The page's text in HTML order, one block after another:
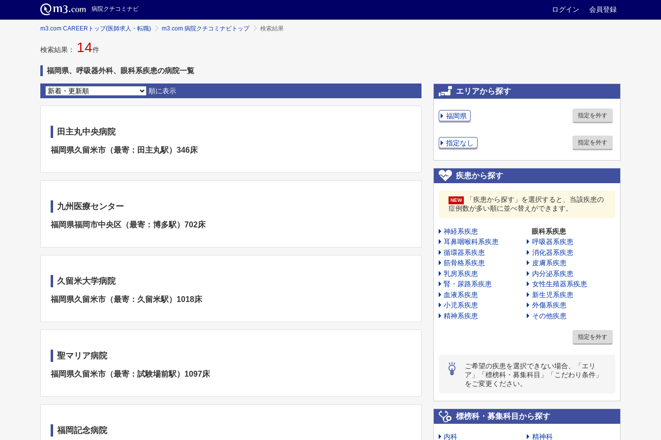
病院クチコミナビ ログイン 会員登録
m3.com CAREERトップ(医師求人・転職) m3.com 病院クチコミナビトップ 検索結果
検索結果： 14件
福岡県、呼吸器外科、眼科系疾患の病院一覧
順に表示
田主丸中央病院
福岡県久留米市（最寄：田主丸駅）346床
九州医療センター
福岡県福岡市中央区（最寄：博多駅）702床
久留米大学病院
福岡県久留米市（最寄：久留米駅）1018床
聖マリア病院
福岡県久留米市（最寄：試験場前駅）1097床
福岡記念病院
エリアから探す
福岡県 指定を外す
指定なし 指定を外す
疾患から探す
NEW
「疾患から探す」を選択すると、当該疾患の
症例数が多い順に並べ替えができます。
神経系疾患
眼科系疾患
耳鼻咽喉科系疾患
呼吸器系疾患
循環器系疾患
消化器系疾患
筋骨格系疾患
皮膚系疾患
乳房系疾患
内分泌系疾患
腎・尿路系疾患
女性生殖器系疾患
血液系疾患
新生児系疾患
小児系疾患
外傷系疾患
精神系疾患
その他疾患
指定を外す
ご希望の疾患を選択できない場合、「エリ
ア」「標榜科・募集科目」「こだわり条件」
をご変更ください。
標榜科・募集科目から探す
内科 精神科